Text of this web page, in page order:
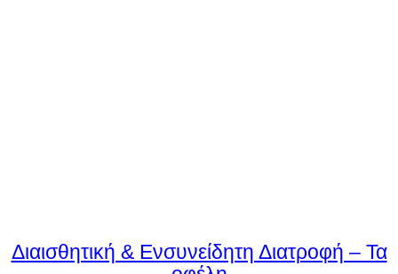
Διαισθητική & Ενσυνείδητη Διατροφή – Τα